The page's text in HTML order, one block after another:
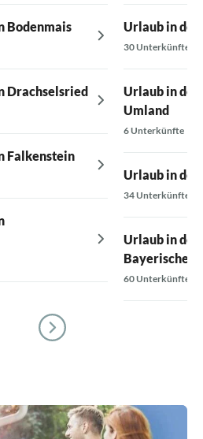
Bodenmais
Drachselsried
Falkenstein
Urlaub in
30 Unterkünfte
Urlaub in
Umland
6 Unterkünfte
Urlaub in
34 Unterkünfte
Urlaub in
Bayerischer
60 Unterkünfte